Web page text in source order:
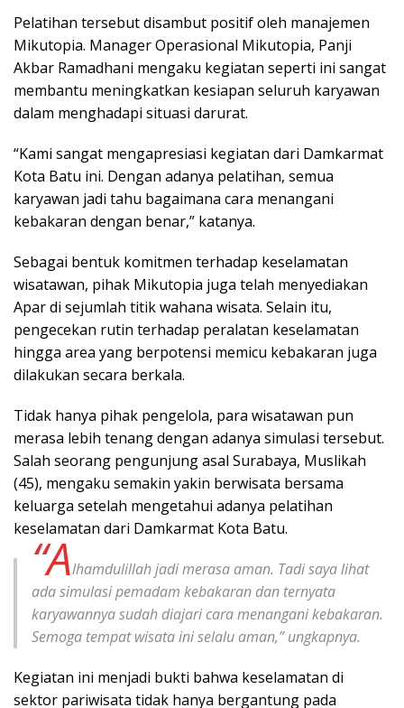
Pelatihan tersebut disambut positif oleh manajemen
Mikutopia. Manager Operasional Mikutopia, Panji
Akbar Ramadhani mengaku kegiatan seperti ini sangat
membantu meningkatkan kesiapan seluruh karyawan
dalam menghadapi situasi darurat.
“Kami sangat mengapresiasi kegiatan dari Damkarmat
Kota Batu ini. Dengan adanya pelatihan, semua
karyawan jadi tahu bagaimana cara menangani
kebakaran dengan benar,” katanya.
Sebagai bentuk komitmen terhadap keselamatan
wisatawan, pihak Mikutopia juga telah menyediakan
Apar di sejumlah titik wahana wisata. Selain itu,
pengecekan rutin terhadap peralatan keselamatan
hingga area yang berpotensi memicu kebakaran juga
dilakukan secara berkala.
Tidak hanya pihak pengelola, para wisatawan pun
merasa lebih tenang dengan adanya simulasi tersebut.
Salah seorang pengunjung asal Surabaya, Muslikah
(45), mengaku semakin yakin berwisata bersama
keluarga setelah mengetahui adanya pelatihan
keselamatan dari Damkarmat Kota Batu.
“Alhamdulillah jadi merasa aman. Tadi saya lihat
ada simulasi pemadam kebakaran dan ternyata
karyawannya sudah diajari cara menangani kebakaran.
Semoga tempat wisata ini selalu aman,” ungkapnya.
Kegiatan ini menjadi bukti bahwa keselamatan di
sektor pariwisata tidak hanya bergantung pada